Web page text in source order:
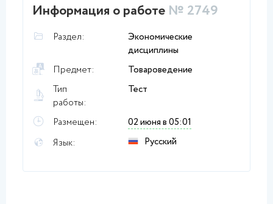
Информация о работе № 2749
Раздел:
Экономические
дисциплины
Предмет:
Товароведение
Тип
работы:
Тест
Размещен:
02 июня в 05:01
Язык:
Русский